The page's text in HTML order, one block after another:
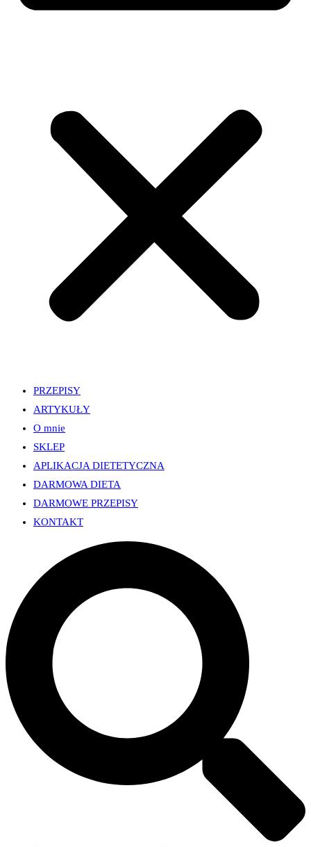
PRZEPISY
ARTYKUŁY
O mnie
SKLEP
APLIKACJA DIETETYCZNA
DARMOWA DIETA
DARMOWE PRZEPISY
KONTAKT